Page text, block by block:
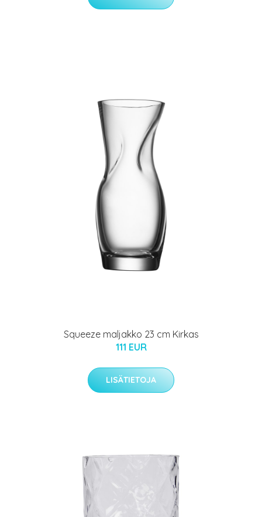
Squeeze maljakko 23 cm Kirkas
111 EUR
LISÄTIETOJA